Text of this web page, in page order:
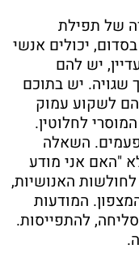
של תפילת
יכולים אנשי
יש להם
שגויה. יש בתוכם
לשקוע עמוק
לחלוטין.
השאלה
"האם אני מודע
האנושיות,
המודעות
להתפייסות.